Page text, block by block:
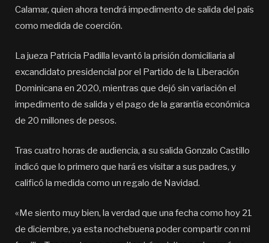
Calamar, quien ahora tendrá impedimento de salida del país
como medida de coerción.
La jueza Patricia Padilla levantó la prisión domiciliaria al
excandidato presidencial por el Partido de la Liberación
Dominicana en 2020, mientras que dejó sin variación el
impedimento de salida y el pago de la garantía económica
de 20 millones de pesos.
Tras cuatro horas de audiencia, a su salida Gonzalo Castillo
indicó que lo primero que hará es visitar a sus padres, y
calificó la medida como un regalo de Navidad.
«Me siento muy bien, la verdad que una fecha como hoy 21
de diciembre, ya esta nochebuena poder compartir con mi